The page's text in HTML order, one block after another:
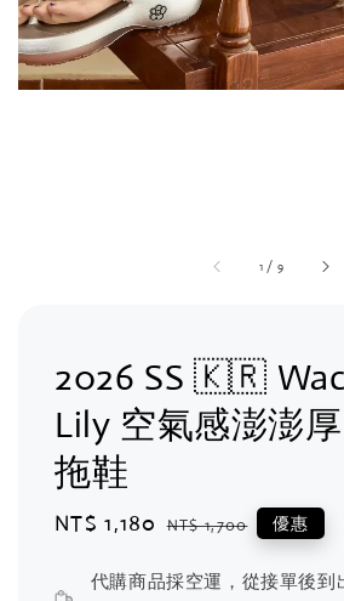
1 / 9
2026 SS 🇰🇷
Lily 空氣感澎澎
拖鞋
Sale
NT$ 1,180 Regular
NT$ 1,700 優惠
代購商品採空運，從接單後到